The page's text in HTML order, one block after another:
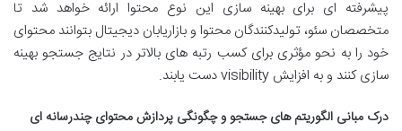
پیشرفته ای برای بهینه سازی این نوع محتوا ارائه خواهد شد تا
متخصصان سئو، تولیدکنندگان محتوا و بازاریابان دیجیتال بتوانند محتوای
خود را به نحو مؤثری برای کسب رتبه های بالاتر در نتایج جستجو بهینه
سازی کنند و به افزایش visibility دست یابند.
درک مبانی الگوریتم های جستجو و چگونگی پردازش محتوای چندرسانه ای